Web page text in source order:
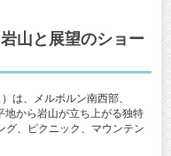
山と展望のショー
は、メルボルン南西部、
から岩山が立ち上がる独特
グ、ピクニック、マウンテン